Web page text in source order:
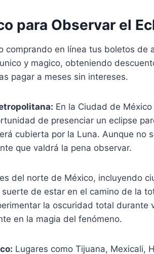
para Observar el
comprando en línea tus boletos de
y magico, obteniendo
pagar a meses sin intereses.
En la Ciudad de
de presenciar un eclipse
cubierta por la Luna. Aunque no
que valdrá la pena observar.
del norte de México, incluyendo
de estar en el camino de la
la oscuridad total durante
en la magia del fenómeno.
Lugares como Tijuana, Mexicali,